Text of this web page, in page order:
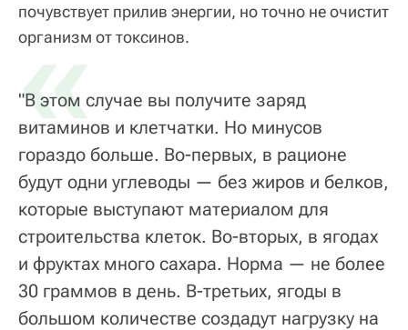
почувствует прилив энергии, но точно не очистит
организм от токсинов.
«
"В этом случае вы получите заряд
витаминов и клетчатки. Но минусов
гораздо больше. Во-первых, в рационе
будут одни углеводы — без жиров и белков,
которые выступают материалом для
строительства клеток. Во-вторых, в ягодах
и фруктах много сахара. Норма — не более
30 граммов в день. В-третьих, ягоды в
большом количестве создадут нагрузку на